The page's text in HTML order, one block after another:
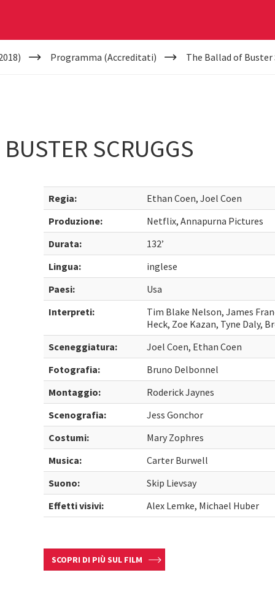
Programma (Accreditati) The Ballad of Buster
SCRUGGS
Regia:
Ethan Coen, Joel Coen
Produzione:
Netflix, Annapurna Pictures
Durata:
132’
Lingua:
inglese
Paesi:
Usa
Interpreti:
Tim Blake Nelson, James
Heck, Zoe Kazan, Tyne Daly,
Sceneggiatura:
Joel Coen, Ethan Coen
Fotografia:
Bruno Delbonnel
Montaggio:
Roderick Jaynes
Scenografia:
Jess Gonchor
Costumi:
Mary Zophres
Musica:
Carter Burwell
Suono:
Skip Lievsay
Effetti visivi:
Alex Lemke, Michael Huber
SCOPRI DI PIÙ SUL FILM